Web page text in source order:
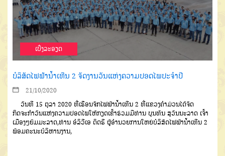
ເບີ່ງລະອຽດ
ບໍລິສັດໄຟຟ້ານໍ້າເທີນ 2 ຈັດງານວັນແຫ່ງຄວາມປອດໄພປະຈຳປີ
21/10/2020
ວັນທີ 15 ຕຸລາ 2020 ທີ່ເຮືອນຈັກໄຟຟ້ານໍ້າເທີນ 2 ທີ່ແຂວງຄຳມ່ວນໄດ້ຈັດ
ກິດຈະກຳວັນແຫ່ງຄວາມປອດໄພໃຫ້ກຽດເຂົ້າຮ່ວມມີທ່ານ ບຸນທັນ ສຸວັນນະລາດ ເຈົ້າ
ເມືອງໆຍົມມະລາດ,ທ່ານ ອໍລິວີເອ ດິດຣີ ຜູ້ອໍານວຍການໃຫຍ່ບໍລິສັດໄຟຟ້ານໍ້າເທີນ 2
ພ້ອມຄະນະບໍລິຫານງານ,